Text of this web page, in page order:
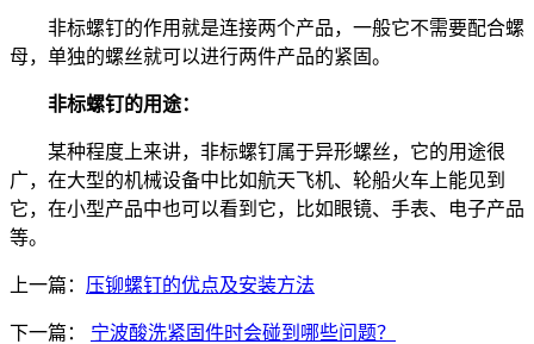
非标螺钉的作用就是连接两个产品，一般它不需要配合螺
母，单独的螺丝就可以进行两件产品的紧固。
非标螺钉的用途：
某种程度上来讲，非标螺钉属于异形螺丝，它的用途很
广，在大型的机械设备中比如航天飞机、轮船火车上能见到
它，在小型产品中也可以看到它，比如眼镜、手表、电子产品
等。
上一篇： 压铆螺钉的优点及安装方法
下一篇： 宁波酸洗紧固件时会碰到哪些问题？